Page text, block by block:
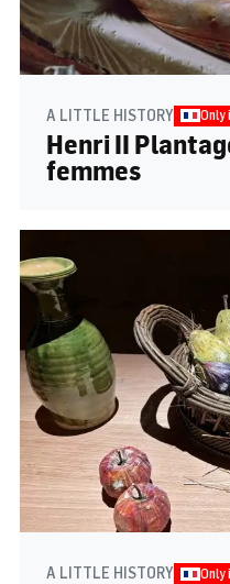
A LITTLE HISTORY Only
Henri II
femmes
A LITTLE HISTORY Only